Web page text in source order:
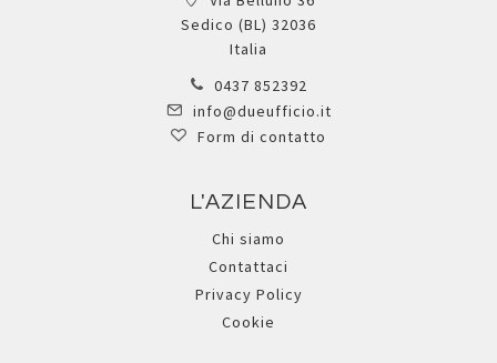
Sedico (BL) 32036
Italia
0437 852392
info@dueufficio.it
Form di contatto
L'AZIENDA
Chi siamo
Contattaci
Privacy Policy
Cookie